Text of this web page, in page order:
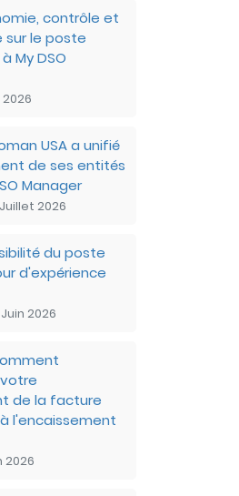
contrôle et
sur le poste
My DSO
USA a unifié
de ses entités
Manager
2026
du poste
d'expérience
2026
de la facture
l'encaissement
2026